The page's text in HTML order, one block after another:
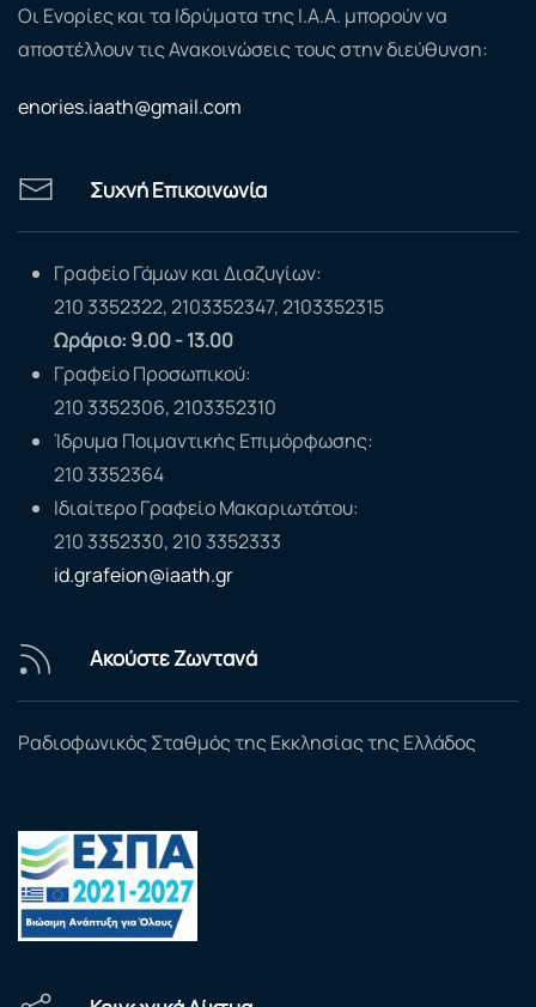
Οι Ενορίες και τα Ιδρύματα της Ι.Α.Α. μπορούν να
αποστέλλουν τις Ανακοινώσεις τους στην διεύθυνση:
enories.iaath@gmail.com
Συχνή Επικοινωνία
Γραφείο Γάμων και Διαζυγίων:
210 3352322, 2103352347, 2103352315
Ωράριο: 9.00 - 13.00
Γραφείο Προσωπικού:
210 3352306, 2103352310
Ίδρυμα Ποιμαντικής Επιμόρφωσης:
210 3352364
Ιδιαίτερο Γραφείο Μακαριωτάτου:
210 3352330, 210 3352333
id.grafeion@iaath.gr
Ακούστε Ζωντανά
Ραδιοφωνικός Σταθμός της Εκκλησίας της Ελλάδος